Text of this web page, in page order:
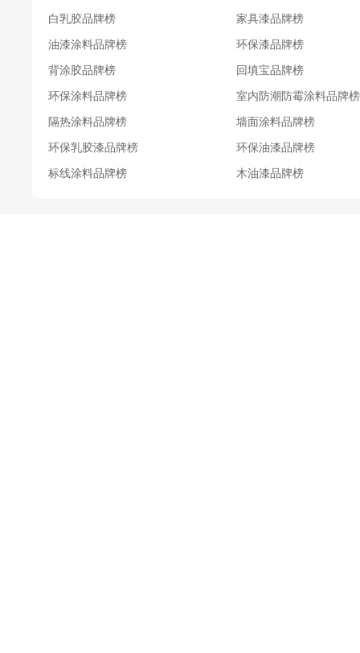
白乳胶品牌榜
家具漆品牌榜
油漆涂料品牌榜
环保漆品牌榜
背涂胶品牌榜
回填宝品牌榜
环保涂料品牌榜
室内防潮防霉涂料品牌榜
隔热涂料品牌榜
墙面涂料品牌榜
环保乳胶漆品牌榜
环保油漆品牌榜
标线涂料品牌榜
木油漆品牌榜